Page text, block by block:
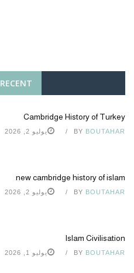
RECENT
Cambridge History of Turkey
BY BOUTAHAR يوليو 2, 2026
new cambridge history of islam
BY BOUTAHAR يوليو 2, 2026
Islam Civilisation
BY BOUTAHAR يوليو 1, 2026